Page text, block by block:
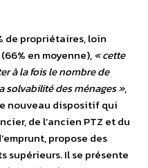
de propriétaires, loin
en moyenne),« cette
à la fois le nombre de
solvabilité des ménages »,
nouveau dispositif qui
de l’ancien PTZ et du
propose des
supérieurs. Il se présente